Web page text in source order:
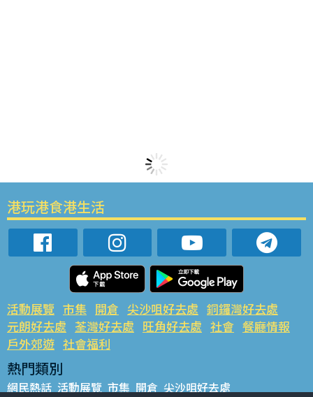
港玩港食港生活
活動展覽 市集 開倉 尖沙咀好去處 銅鑼灣好去處
元朗好去處 荃灣好去處 旺角好去處 社會 餐廳情報
戶外郊遊 社會福利
熱門類別
網民熱話 活動展覽 市集 開倉 尖沙咀好去處